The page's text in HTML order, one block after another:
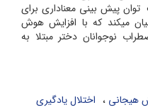
پیش بینی معناداری برای
می­کند که با افزایش هوش
نوجوانان دختر مبتلا به
هیجانی اختلال یادگیری